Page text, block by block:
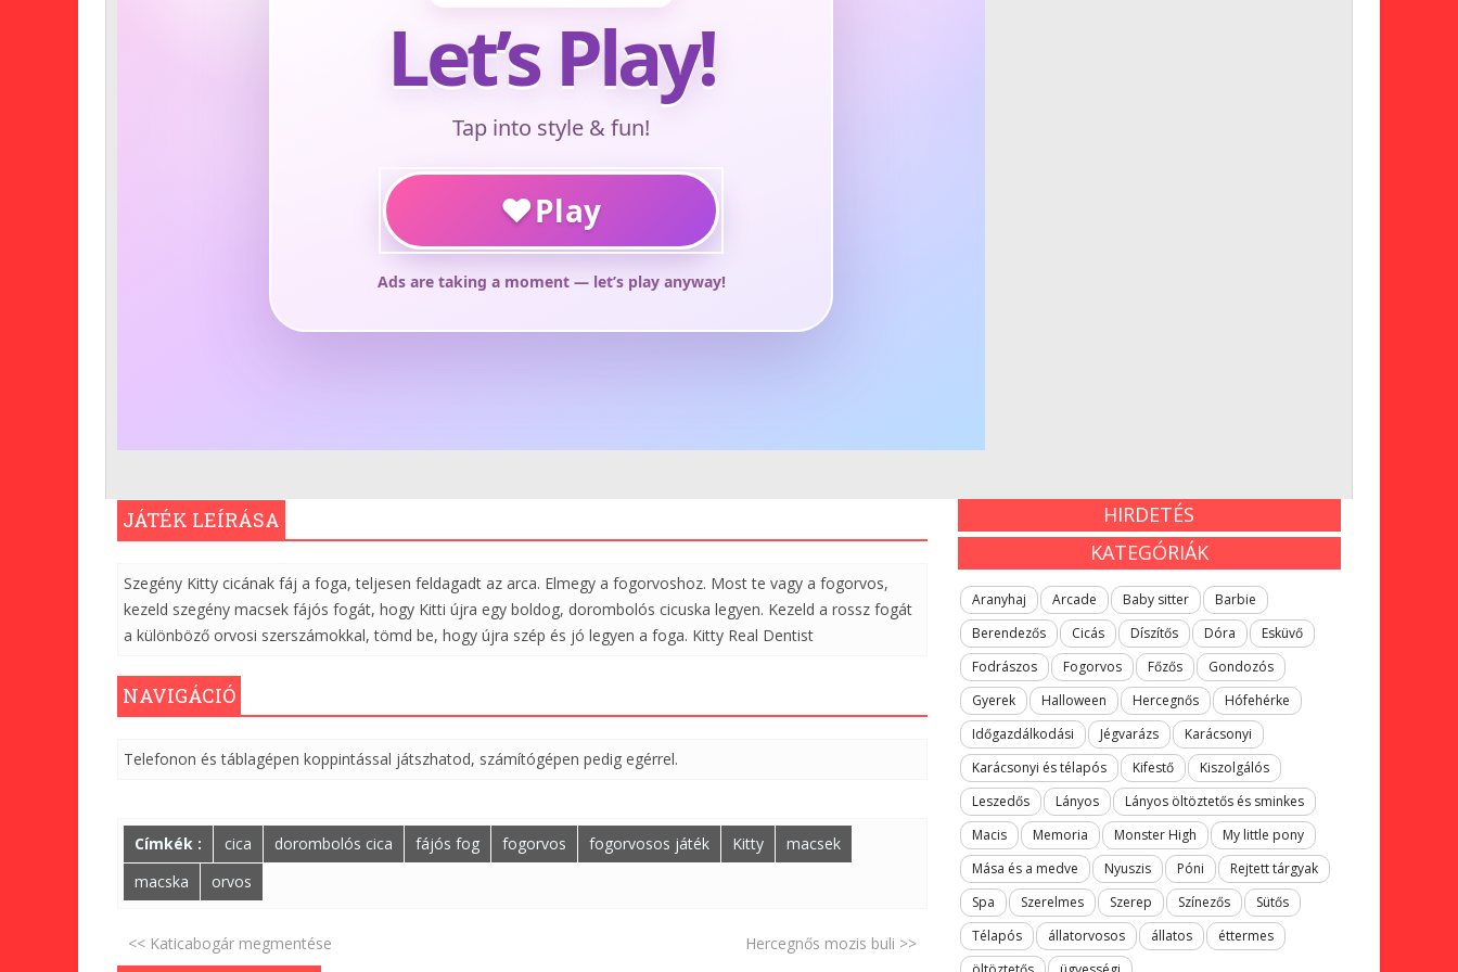
JÁTÉK LEÍRÁSA
Szegény Kitty cicának fáj a foga, teljesen feldagadt az arca. Elmegy a fogorvoshoz. Most te vagy a fogorvos,
kezeld szegény macsek fájós fogát, hogy Kitti újra egy boldog, dorombolós cicuska legyen. Kezeld a rossz fogát
a különböző orvosi szerszámokkal, tömd be, hogy újra szép és jó legyen a foga. Kitty Real Dentist
NAVIGÁCIÓ
Telefonon és táblagépen koppintással játszhatod, számítógépen pedig egérrel.
Címkék : cica dorombolós cica fájós fog fogorvos fogorvosos játék Kitty
macsek
macska
orvos
<< Katicabogár megmentése Hercegnős mozis buli >>
HIRDETÉS
KATEGÓRIÁK
Aranyhaj Arcade Baby sitter
Barbie
Berendezős
Cicás Díszítős Dóra
Esküvő
Fodrászos
Fogorvos Főzős
Gondozós
Gyerek
Halloween Hercegnős
Hófehérke
Időgazdálkodási
Jégvarázs
Karácsonyi
Karácsonyi és télapós
Kifestő
Kiszolgálós
Leszedős
Lányos
Lányos öltöztetős és sminkes
Macis
Memoria Monster High
My little pony
Mása és a medve
Nyuszis Póni
Rejtett tárgyak
Spa
Szerelmes Szerep Színezős
Sütős
Télapós
állatorvosos állatos
éttermes